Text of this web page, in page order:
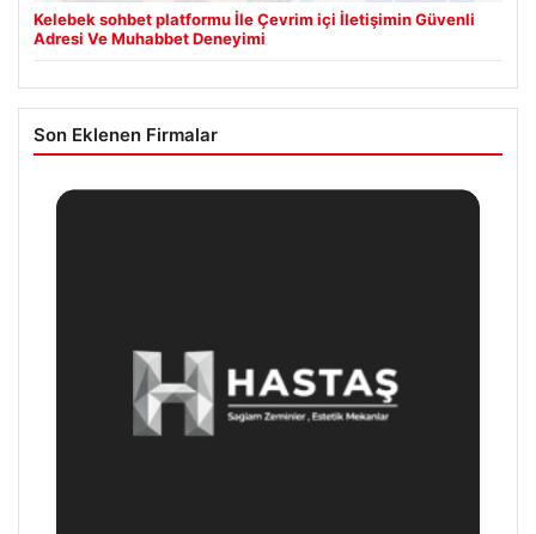
Kelebek sohbet platformu İle Çevrim içi İletişimin Güvenli
Adresi Ve Muhabbet Deneyimi
Son Eklenen Firmalar